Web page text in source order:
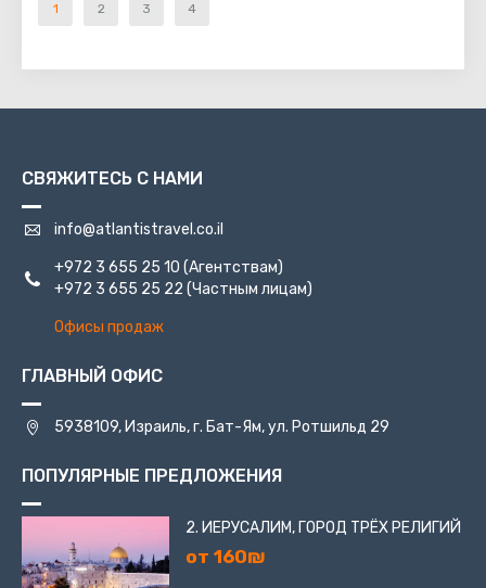
1 2 3 4
СВЯЖИТЕСЬ С НАМИ
info@atlantistravel.co.il
+972 3 655 25 10 (Агентствам)
+972 3 655 25 22 (Частным лицам)
Офисы продаж
ГЛАВНЫЙ ОФИС
5938109, Израиль, г. Бат-Ям, ул. Ротшильд 29
ПОПУЛЯРНЫЕ ПРЕДЛОЖЕНИЯ
2. ИЕРУСАЛИМ, ГОРОД ТРЁХ РЕЛИГИЙ
от 160₪